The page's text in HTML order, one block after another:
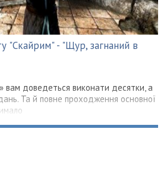
"Скайрим" - "Щур, загнаний в
вам доведеться виконати десятки, а
Та й повне проходження основної